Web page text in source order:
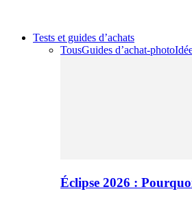
Tests et guides d’achats
TousGuides d’achat-photo
Éclipse 2026 :